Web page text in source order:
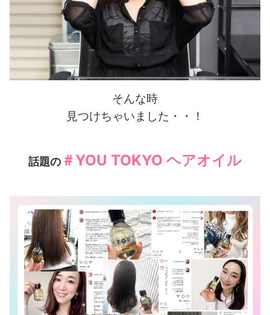
そんな時
見つけちゃいました・・！
話題の ＃YOU TOKYO ヘアオイル